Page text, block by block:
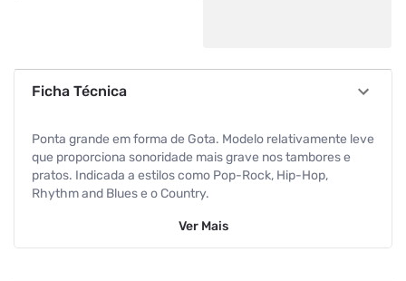
Ficha Técnica
Ponta grande em forma de Gota. Modelo relativamente leve
que proporciona sonoridade mais grave nos tambores e
pratos. Indicada a estilos como Pop-Rock, Hip-Hop,
Rhythm and Blues e o Country.
O marfim possui excelentes características de elasticidade
Ver Mais